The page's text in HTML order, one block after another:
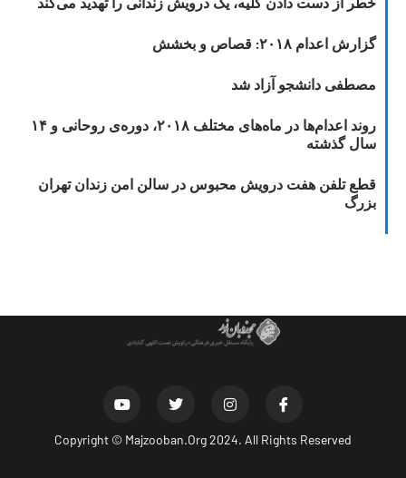
گزارش اعدام ۲۰۱۸: قصاص و بخشش
مصطفی دانشجو آزاد شد
روند اعدام‌ها در ماه‌های مختلف ۲۰۱۸، دوره‌ی روحانی و ۱۴
سال گذشته
قطع تلفن هفت درویش محبوس در سالن امن زندان تهران
بزرگ
Copyright © Majzooban.Org2024. All Rights Reserved